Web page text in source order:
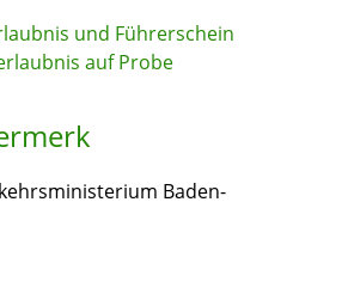
und Führerschein
auf Probe
Baden-